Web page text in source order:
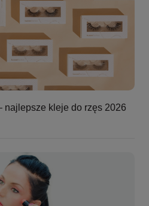
najlepsze kleje do rzęs 2026